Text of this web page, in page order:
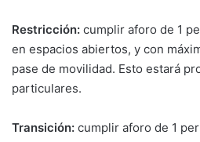
Restricción: cumplir aforo de 1
en espacios abiertos, y con
pase de movilidad. Esto estará
particulares.
Transición: cumplir aforo de 1